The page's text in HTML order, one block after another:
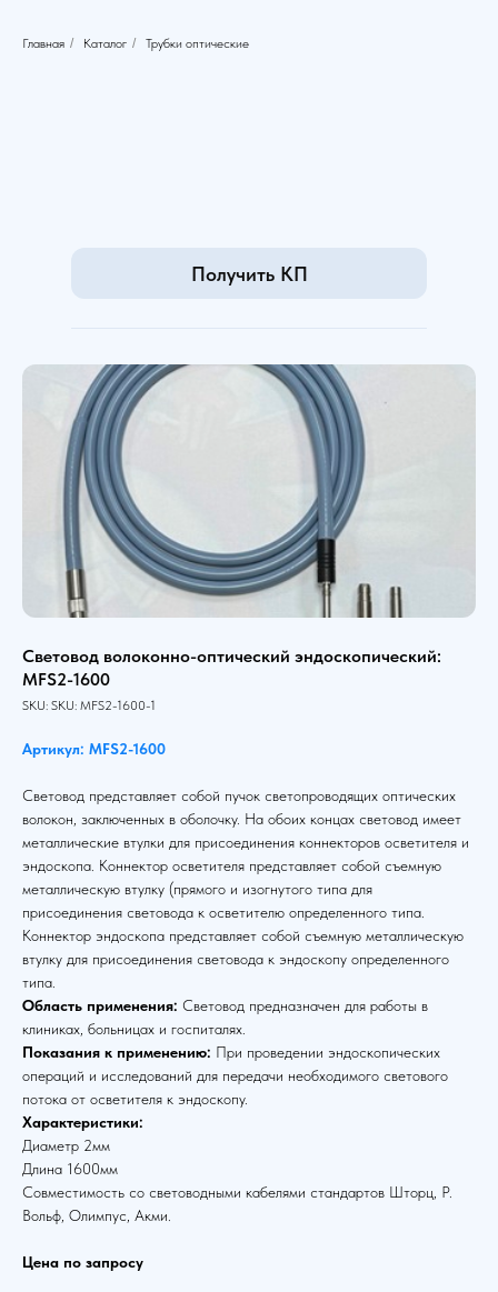
Главная / Каталог / Трубки оптические
Получить КП
Световод волоконно-оптический эндоскопический:
MFS2-1600
SKU: SKU: MFS2-1600-1
Артикул: MFS2-1600
Световод представляет собой пучок светопроводящих оптических
волокон, заключенных в оболочку. На обоих концах световод имеет
металлические втулки для присоединения коннекторов осветителя и
эндоскопа. Коннектор осветителя представляет собой съемную
металлическую втулку (прямого и изогнутого типа для
присоединения световода к осветителю определенного типа.
Коннектор эндоскопа представляет собой съемную металлическую
втулку для присоединения световода к эндоскопу определенного
типа.
Область применения: Световод предназначен для работы в
клиниках, больницах и госпиталях.
Показания к применению: При проведении эндоскопических
операций и исследований для передачи необходимого светового
потока от осветителя к эндоскопу.
Характеристики:
Диаметр 2мм
Длина 1600мм
Совместимость со световодными кабелями стандартов Шторц, Р.
Вольф, Олимпус, Акми.
Цена по запросу